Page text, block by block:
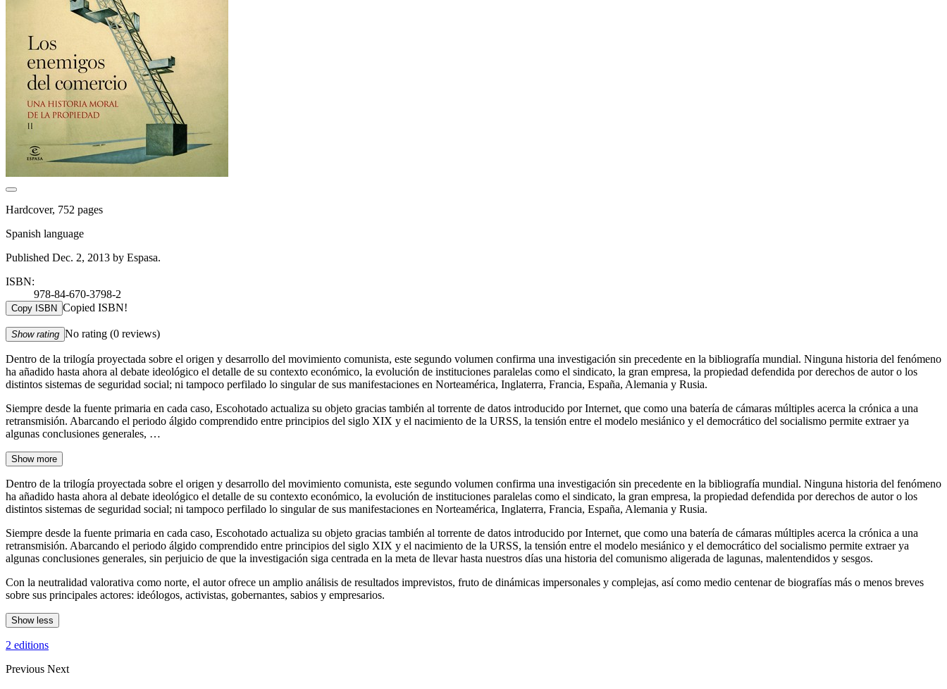
Hardcover, 752 pages
Spanish language
Published Dec. 2, 2013 by Espasa.
ISBN:
978-84-670-3798-2
Copy ISBN Copied ISBN!
Show rating No rating (0 reviews)
Dentro de la trilogía proyectada sobre el origen y desarrollo del movimiento comunista, este segundo volumen confirma una investigación sin precedente en la bibliografía mundial. Ninguna historia del fenómeno
ha añadido hasta ahora al debate ideológico el detalle de su contexto económico, la evolución de instituciones paralelas como el sindicato, la gran empresa, la propiedad defendida por derechos de autor o los
distintos sistemas de seguridad social; ni tampoco perfilado lo singular de sus manifestaciones en Norteamérica, Inglaterra, Francia, España, Alemania y Rusia.
Siempre desde la fuente primaria en cada caso, Escohotado actualiza su objeto gracias también al torrente de datos introducido por Internet, que como una batería de cámaras múltiples acerca la crónica a una
retransmisión. Abarcando el periodo álgido comprendido entre principios del siglo XIX y el nacimiento de la URSS, la tensión entre el modelo mesiánico y el democrático del socialismo permite extraer ya
algunas conclusiones generales, …
Show more
Dentro de la trilogía proyectada sobre el origen y desarrollo del movimiento comunista, este segundo volumen confirma una investigación sin precedente en la bibliografía mundial. Ninguna historia del fenómeno
ha añadido hasta ahora al debate ideológico el detalle de su contexto económico, la evolución de instituciones paralelas como el sindicato, la gran empresa, la propiedad defendida por derechos de autor o los
distintos sistemas de seguridad social; ni tampoco perfilado lo singular de sus manifestaciones en Norteamérica, Inglaterra, Francia, España, Alemania y Rusia.
Siempre desde la fuente primaria en cada caso, Escohotado actualiza su objeto gracias también al torrente de datos introducido por Internet, que como una batería de cámaras múltiples acerca la crónica a una
retransmisión. Abarcando el periodo álgido comprendido entre principios del siglo XIX y el nacimiento de la URSS, la tensión entre el modelo mesiánico y el democrático del socialismo permite extraer ya
algunas conclusiones generales, sin perjuicio de que la investigación siga centrada en la meta de llevar hasta nuestros días una historia del comunismo aligerada de lagunas, malentendidos y sesgos.
Con la neutralidad valorativa como norte, el autor ofrece un amplio análisis de resultados imprevistos, fruto de dinámicas impersonales y complejas, así como medio centenar de biografías más o menos breves
sobre sus principales actores: ideólogos, activistas, gobernantes, sabios y empresarios.
Show less
2 editions
Previous Next